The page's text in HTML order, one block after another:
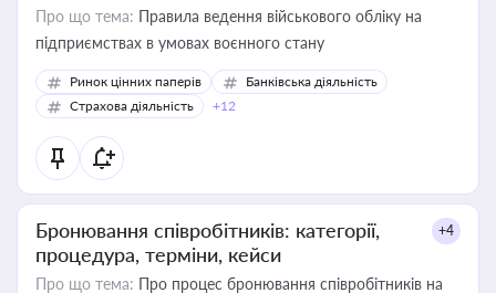
Про що тема: Правила ведення військового обліку на
підприємствах в умовах воєнного стану
Ринок цінних паперів
Банківська діяльність
Страхова діяльність
+12
Бронювання співробітників: категорії,
процедура, терміни, кейси
+4
Про що тема: Про процес бронювання співробітників на